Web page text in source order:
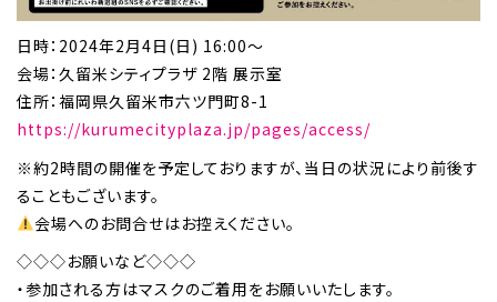
日時：2024年2月4日(日) 16:00～
会場：久留米シティプラザ 2階 展示室
住所：福岡県久留米市六ツ門町8-1
https://kurumecityplaza.jp/pages/access/
※約2時間の開催を予定しておりますが、当日の状況により前後す
ることもございます。
会場へのお問合せはお控えください。
◇◇◇お願いなど◇◇◇
・参加される方はマスクのご着用をお願いいたします。